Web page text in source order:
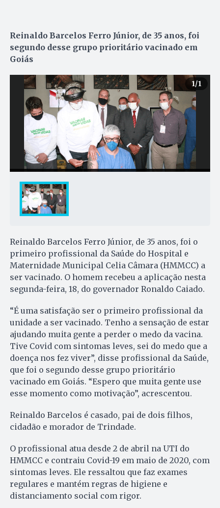
Reinaldo Barcelos Ferro Júnior, de 35 anos, foi
segundo desse grupo prioritário vacinado em
Goiás
1/1
Reinaldo Barcelos Ferro Júnior, de 35 anos, foi o
primeiro profissional da Saúde do Hospital e
Maternidade Municipal Celia Câmara (HMMCC) a
ser vacinado. O homem recebeu a aplicação nesta
segunda-feira, 18, do governador Ronaldo Caiado.
“É uma satisfação ser o primeiro profissional da
unidade a ser vacinado. Tenho a sensação de estar
ajudando muita gente a perder o medo da vacina.
Tive Covid com sintomas leves, sei do medo que a
doença nos fez viver”, disse profissional da Saúde,
que foi o segundo desse grupo prioritário
vacinado em Goiás. “Espero que muita gente use
esse momento como motivação”, acrescentou.
Reinaldo Barcelos é casado, pai de dois filhos,
cidadão e morador de Trindade.
O profissional atua desde 2 de abril na UTI do
HMMCC e contraiu Covid-19 em maio de 2020, com
sintomas leves. Ele ressaltou que faz exames
regulares e mantém regras de higiene e
distanciamento social com rigor.